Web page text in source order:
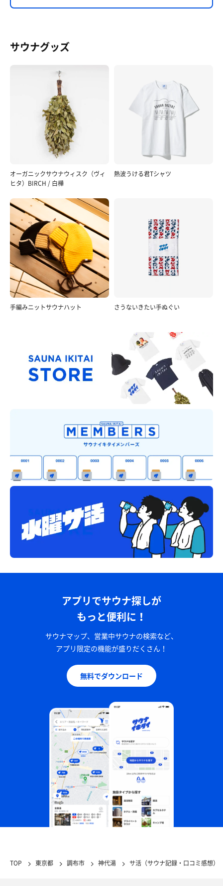
サウナグッズ
オーガニックサウナウィスク（ヴィ
ヒタ）BIRCH / 白樺
熱波うける君Tシャツ
手編みニットサウナハット さうないきたい手ぬぐい
アプリでサウナ探しが
もっと便利に！
サウナマップ、営業中サウナの検索など、
アプリ限定の機能が盛りだくさん！
無料でダウンロード
TOP 東京都 調布市 神代湯 サ活（サウナ記録・口コミ感想）